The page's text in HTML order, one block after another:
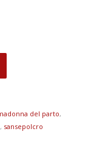
del parto,
, sansepolcro